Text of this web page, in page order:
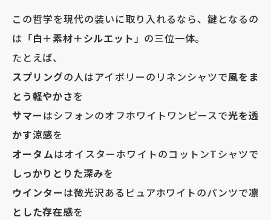
この哲学を現代の装いに取り入れるなら、鍵となるの
は「白＋素材＋シルエット」の三位一体。
たとえば、
スプリングの人はアイボリーのリネンシャツで風をま
とう軽やかさを
サマーはシフォンのオフホワイトワンピースで光を透
かす涼感を
オータムはオイスターホワイトのコットンTシャツで
しっかりとりた深みを
ウインターは微光沢あるピュアホワイトのパンツで凛
とした存在感を